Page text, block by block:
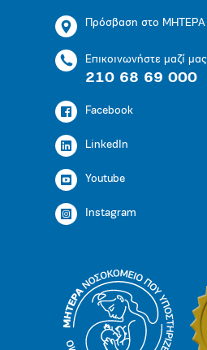
Πρόσβαση στο ΜΗΤΕΡΑ
Επικοινωνήστε μαζί μας
210 68 69 000
Facebook
LinkedIn
Youtube
Instagram